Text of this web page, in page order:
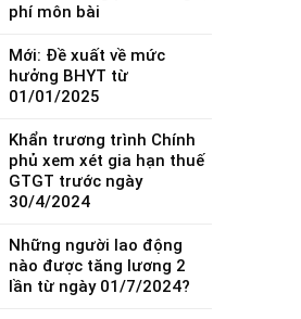
phí môn bài
Mới: Đề xuất về mức
hưởng BHYT từ
01/01/2025
Khẩn trương trình Chính
phủ xem xét gia hạn thuế
GTGT trước ngày
30/4/2024
Những người lao động
nào được tăng lương 2
lần từ ngày 01/7/2024?